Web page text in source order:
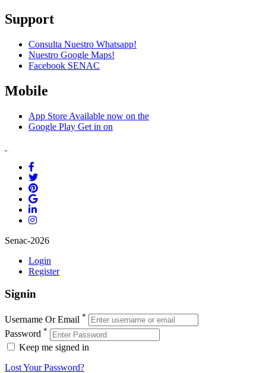
Support
Consulta Nuestro Whatsapp!
Nuestro Google Maps!
Facebook SENAC
Mobile
App Store Available now on the
Google Play Get in on
Senac-2026
Login
Register
Signin
Username Or Email *
Password *
Keep me signed in
Lost Your Password?